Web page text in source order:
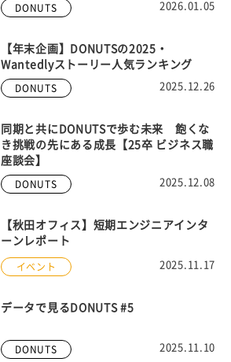
DONUTS 2026.01.05
DONUTS 2025.12.26
【年末企画】DONUTSの2025・
Wantedlyストーリー人気ランキング
DONUTS 2025.12.08
同期と共にDONUTSで歩む未来 飽くな
き挑戦の先にある成長【25卒 ビジネス職
座談会】
イベント 2025.11.17
【秋田オフィス】短期エンジニアインタ
ーンレポート
DONUTS 2025.11.10
データで見るDONUTS #5